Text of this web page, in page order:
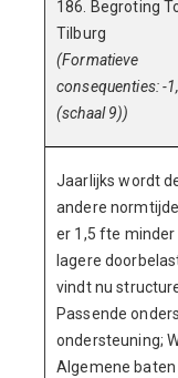
186. Begroting
Tilburg
(Formatieve
consequenties: -
(schaal 9))
Jaarlijks wordt
andere
er 1,5 fte
lagere
vindt nu
Passende
ondersteuning;
Algemene baten